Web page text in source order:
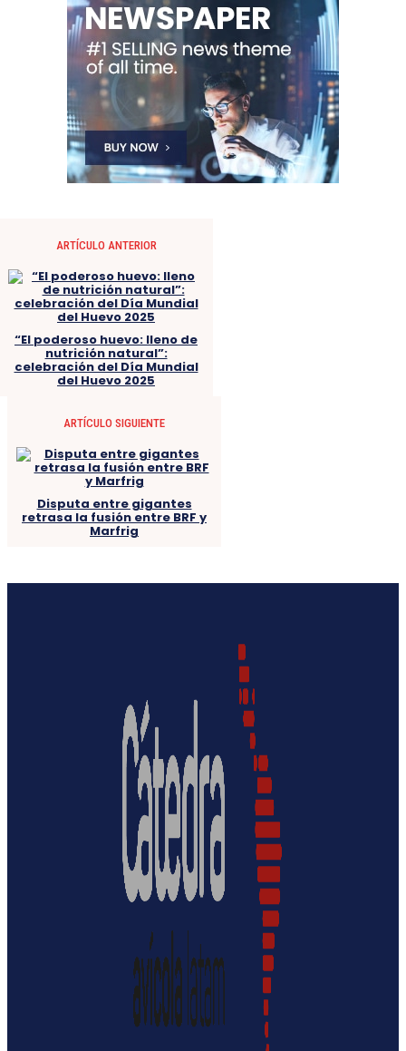
ARTÍCULO ANTERIOR
“El poderoso huevo: lleno de
nutrición natural”:
celebración del Día Mundial
del Huevo 2025
ARTÍCULO SIGUIENTE
Disputa entre gigantes
retrasa la fusión entre BRF y
Marfrig